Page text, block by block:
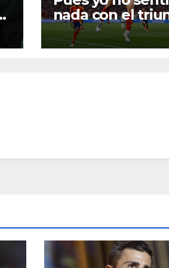
nada con el
de la Selección
Española